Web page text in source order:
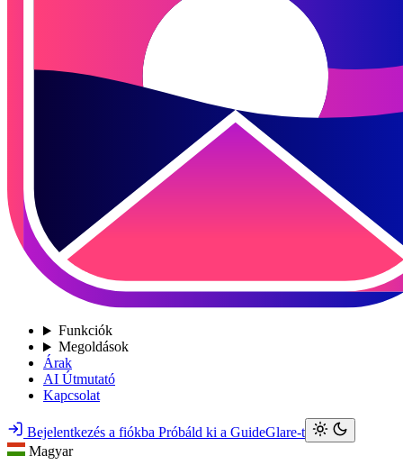
Funkciók
Megoldások
Árak
AI Útmutató
Kapcsolat
Bejelentkezés a fiókba Próbáld ki a GuideGlare-t
Magyar